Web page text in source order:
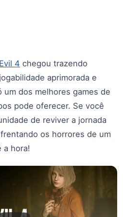
4 chegou trazendo
aprimorada e
um dos melhores games de
pode oferecer. Se você
de reviver a jornada
os horrores de um
a hora!